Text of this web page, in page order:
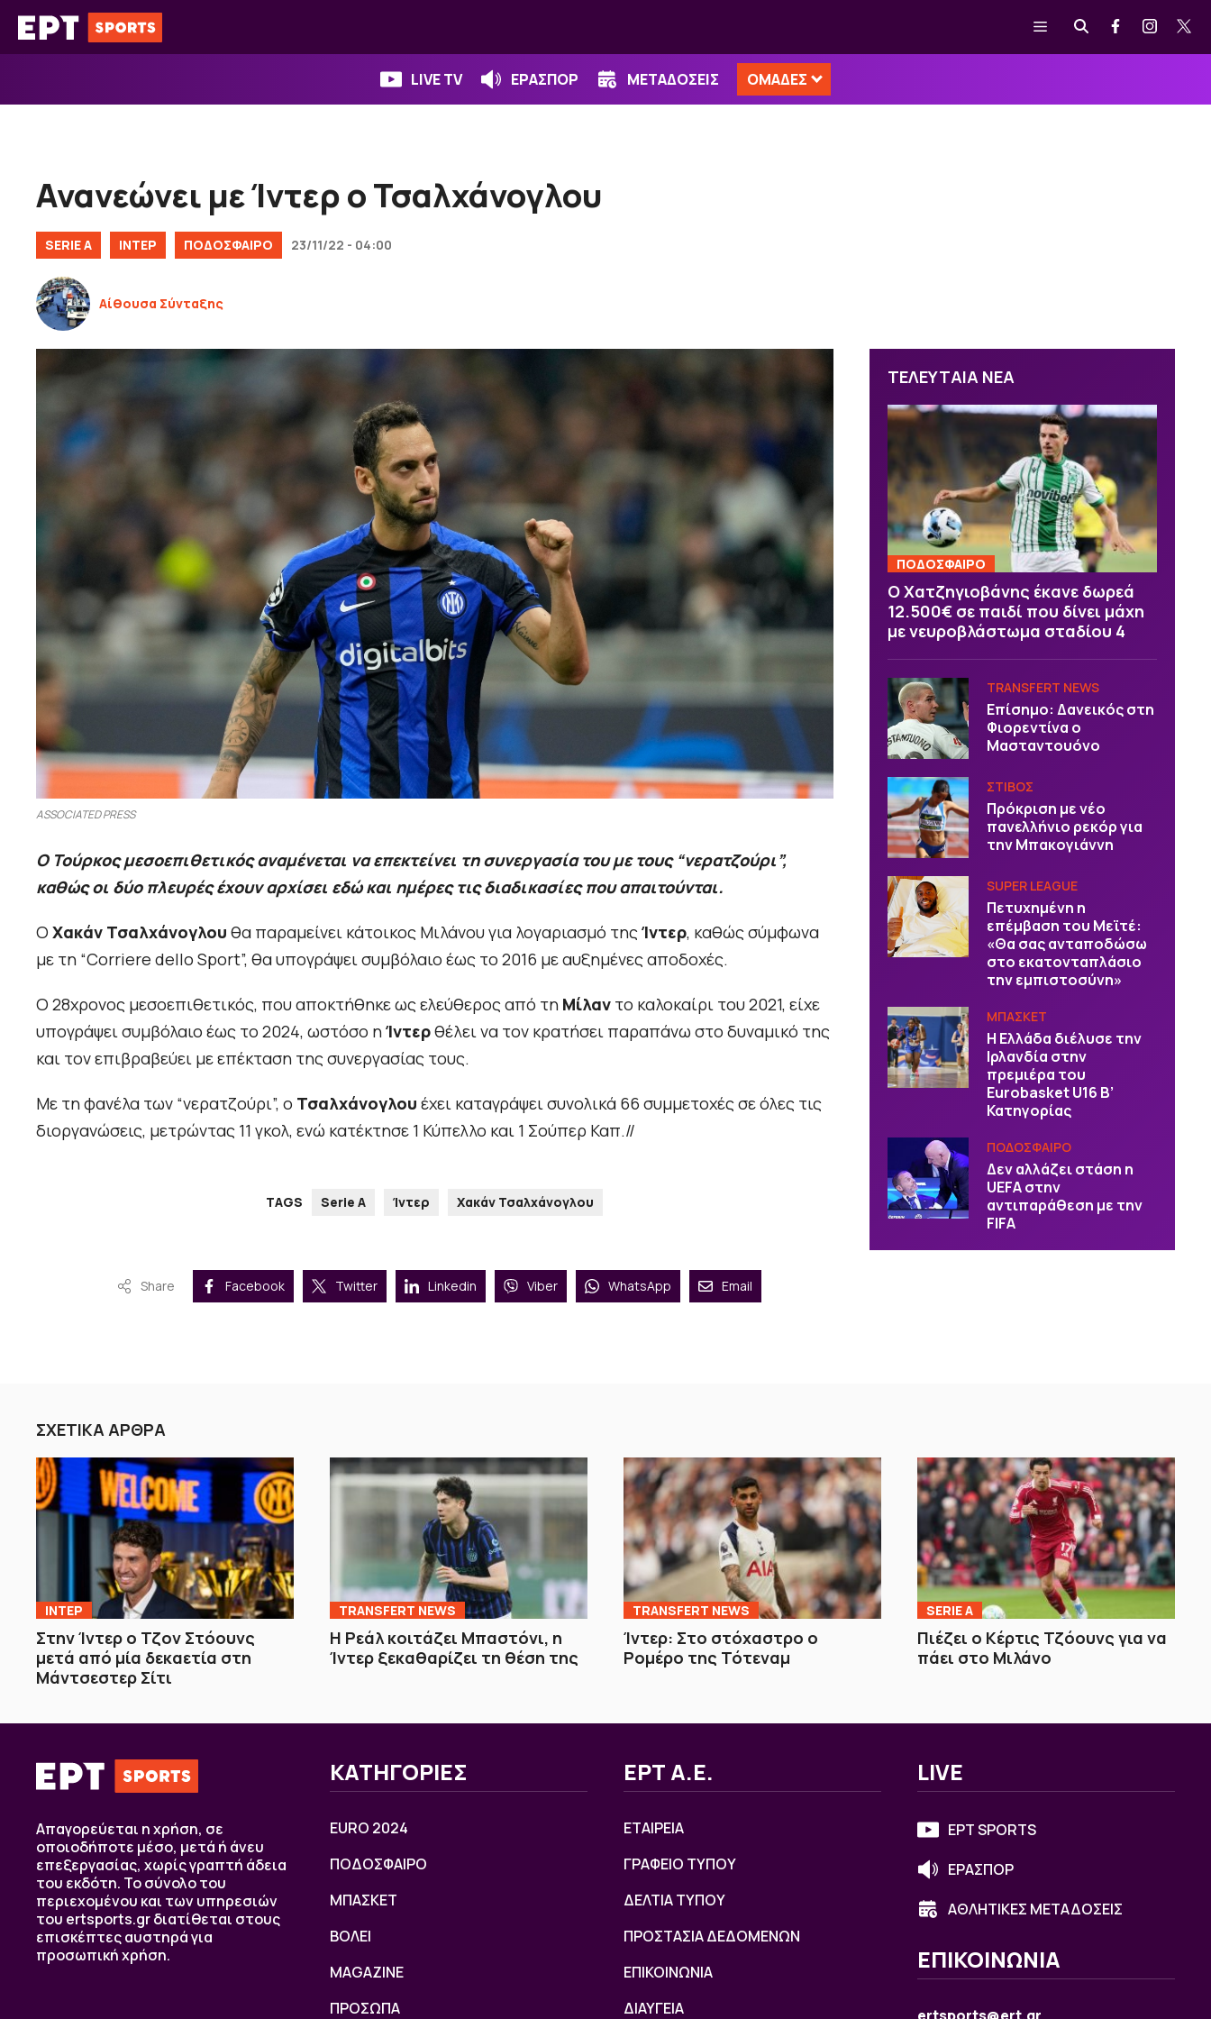
Μετάβαση
σε
Μενού
LIVE TV ΕΡΑΣΠΟΡ ΜΕΤΑΔΟΣΕΙΣ ΟΜΑΔΕΣ
Ανανεώνει με Ίντερ ο Τσαλχάνογλου
SERIE A ΙΝΤΕΡ ΠΟΔΟΣΦΑΙΡΟ 23/11/22 - 04:00
Αίθουσα Σύνταξης
ASSOCIATED PRESS
Ο Τούρκος μεσοεπιθετικός αναμένεται να επεκτείνει τη συνεργασία του με τους “νερατζούρι”,
καθώς οι δύο πλευρές έχουν αρχίσει εδώ και ημέρες τις διαδικασίες που απαιτούνται.
Ο Χακάν Τσαλχάνογλου θα παραμείνει κάτοικος Μιλάνου για λογαριασμό τηςΊντερ, καθώς σύμφωνα
με τη “Corriere dello Sport”, θα υπογράψει συμβόλαιο έως το 2016 με αυξημένες αποδοχές.
Ο 28χρονος μεσοεπιθετικός, που αποκτήθηκε ως ελεύθερος από τη Μίλαν το καλοκαίρι του 2021, είχε
υπογράψει συμβόλαιο έως το 2024, ωστόσο ηΊντερθέλει να τον κρατήσει παραπάνω στο δυναμικό της
και τον επιβραβεύει με επέκταση της συνεργασίας τους.
Με τη φανέλα των “νερατζούρι”, ο Τσαλχάνογλου έχει καταγράψει συνολικά 66 συμμετοχές σε όλες τις
διοργανώσεις, μετρώντας 11 γκολ, ενώ κατέκτησε 1 Κύπελλο και 1 Σούπερ Καπ.//
TAGS Serie A Ίντερ Χακάν Τσαλχάνογλου
Share Facebook Twitter Linkedin Viber WhatsApp Email
ΤΕΛΕΥΤΑΙΑ ΝΕΑ
ΠΟΔΟΣΦΑΙΡΟ
Ο Χατζηγιοβάνης έκανε δωρεά
12.500€ σε παιδί που δίνει μάχη
με νευροβλάστωμα σταδίου 4
TRANSFERT NEWS
Επίσημο: Δανεικός στη
Φιορεντίνα ο
Μασταντουόνο
ΣΤΙΒΟΣ
Πρόκριση με νέο
πανελλήνιο ρεκόρ για
την Μπακογιάννη
SUPER LEAGUE
Πετυχημένη η
επέμβαση του Μεϊτέ:
«Θα σας ανταποδώσω
στο εκατονταπλάσιο
την εμπιστοσύνη»
ΜΠΑΣΚΕΤ
Η Ελλάδα διέλυσε την
Ιρλανδία στην
πρεμιέρα του
Eurobasket U16 Β’
Κατηγορίας
ΠΟΔΟΣΦΑΙΡΟ
Δεν αλλάζει στάση η
UEFA στην
αντιπαράθεση με την
FIFA
ΣΧΕΤΙΚΑ ΑΡΘΡΑ
ΙΝΤΕΡ
Στην Ίντερ ο Τζον Στόουνς
μετά από μία δεκαετία στη
Μάντσεστερ Σίτι
TRANSFERT NEWS
Η Ρεάλ κοιτάζει Μπαστόνι, η
Ίντερ ξεκαθαρίζει τη θέση της
TRANSFERT NEWS
Ίντερ: Στο στόχαστρο ο
Ρομέρο της Τότεναμ
SERIE A
Πιέζει ο Κέρτις Τζόουνς για να
πάει στο Μιλάνο
Απαγορεύεται η χρήση, σε
οποιοδήποτε μέσο, μετά ή άνευ
επεξεργασίας, χωρίς γραπτή άδεια
του εκδότη. Το σύνολο του
περιεχομένου και των υπηρεσιών
του ertsports.gr διατίθεται στους
επισκέπτες αυστηρά για
προσωπική χρήση.
ΚΑΤΗΓΟΡΙΕΣ
EURO 2024
ΠΟΔΟΣΦΑΙΡΟ
ΜΠΑΣΚΕΤ
ΒOΛΕΙ
MAGAZINE
ΠΡΟΣΩΠΑ
ΕΡΤ Α.Ε.
ΕΤΑΙΡΕΙΑ
ΓΡΑΦΕΙΟ ΤΥΠΟΥ
ΔΕΛΤΙΑ ΤΥΠΟΥ
ΠΡΟΣΤΑΣΙΑ ΔΕΔΟΜΕΝΩΝ
ΕΠΙΚΟΙΝΩΝΙΑ
ΔΙΑΥΓΕΙΑ
LIVE
ΕΡΤ SPORTS
ΕΡΑΣΠΟΡ
ΑΘΛΗΤΙΚΕΣ ΜΕΤΑΔΟΣΕΙΣ
ΕΠΙΚΟΙΝΩΝΙΑ